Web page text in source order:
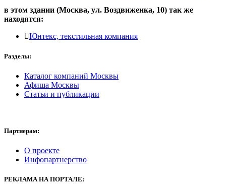
в этом здании (Москва, ул. Воздвиженка, 10) так же
находятся:
Юнтекс, текстильная компания
Разделы:
Каталог компаний Москвы
Афиша Москвы
Статьи и публикации
Партнерам:
О проекте
Инфопартнерство
РЕКЛАМАНА ПОРТАЛЕ: